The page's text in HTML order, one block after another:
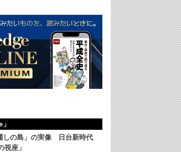
しの島」の実像 日台新時代
視座」